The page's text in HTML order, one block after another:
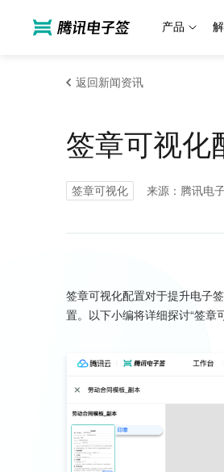
产品
返回新闻资讯
签章可视化
签章可视化 来源：腾讯电
签章可视化配置对于提升电子
置。以下小编将详细探讨“签章